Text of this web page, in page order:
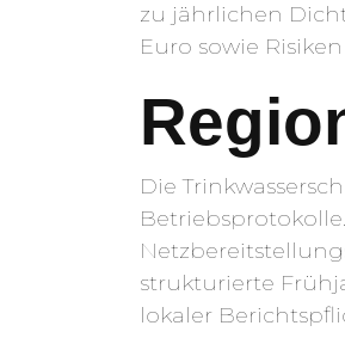
zu jährlichen
Euro sowie
Die
strukturierte
lokaler